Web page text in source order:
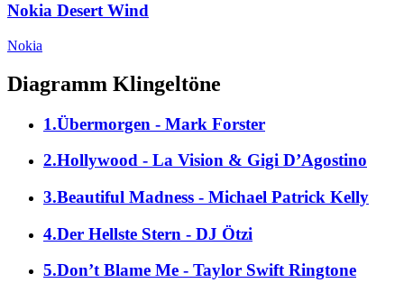
Nokia Desert Wind
Nokia
Diagramm Klingeltöne
1.Übermorgen - Mark Forster
2.Hollywood - La Vision & Gigi D’Agostino
3.Beautiful Madness - Michael Patrick Kelly
4.Der Hellste Stern - DJ Ötzi
5.Don’t Blame Me - Taylor Swift Ringtone